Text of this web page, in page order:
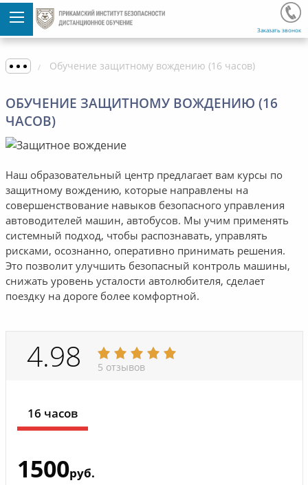
Заказать звонок
Обучение защитному вождению (16 часов)
ОБУЧЕНИЕ ЗАЩИТНОМУ ВОЖДЕНИЮ (16
ЧАСОВ)
Наш образовательный центр предлагает вам курсы по
защитному вождению, которые направлены на
совершенствование навыков безопасного управления
автоводителей машин, автобусов. Мы учим применять
системный подход, чтобы распознавать, управлять
рисками, осознанно, оперативно принимать решения.
Это позволит улучшить безопасный контроль машины,
снижать уровень усталости автолюбителя, сделает
поездку на дороге более комфортной.
4.98 5 отзывов
16 часов
1500руб.